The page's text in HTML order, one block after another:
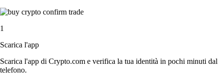
1
Scarica l'app
Scarica l'app di Crypto.com e verifica la tua identità in pochi minuti dal
telefono.